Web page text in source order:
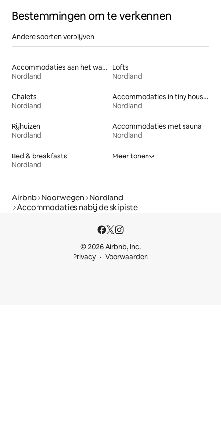
Bestemmingen om te verkennen
Andere soorten verblijven
Accommodaties aan het water
Nordland
Lofts
Nordland
Chalets
Nordland
Accommodaties in tiny houses
Nordland
Rijhuizen
Nordland
Accommodaties met sauna
Nordland
Bed & breakfasts
Nordland
Meer tonen
Airbnb Noorwegen Nordland
Accommodaties nabij de skipiste
© 2026 Airbnb, Inc.
Privacy
Voorwaarden